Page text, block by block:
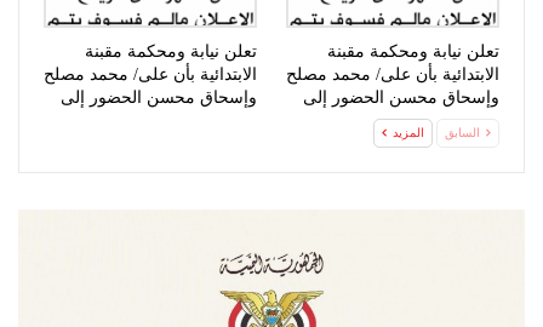
تعلن نيابة ومحكمة مقبنة
الابتدائية بأن على/ محمد مصلح
وإسحاق محسن الحضور إلى
تعلن نيابة ومحكمة مقبنة
الابتدائية بأن على/ محمد مصلح
وإسحاق محسن الحضور إلى
السابق المزيد